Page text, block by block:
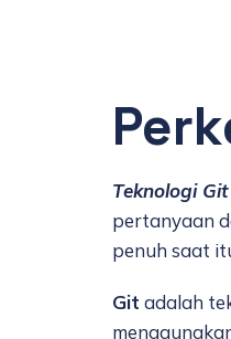
Teknologi Git
pertanyaan
penuh saat
Git adalah